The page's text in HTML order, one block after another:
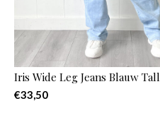
Iris Wide Leg Jeans Blauw Tall
€33,50